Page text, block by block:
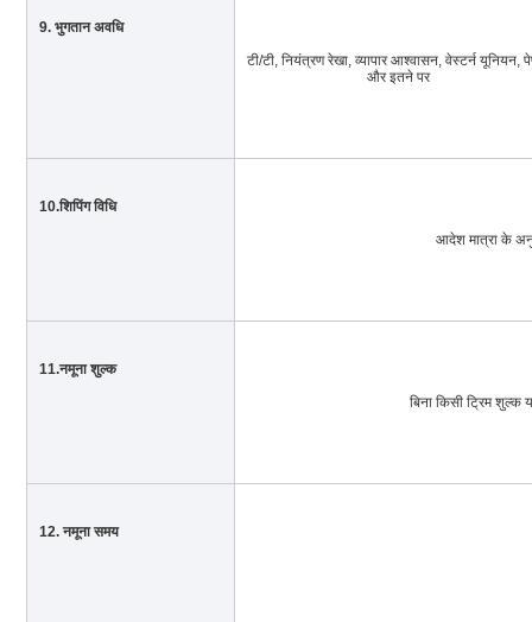
9. भुगतान अवधि
टी/टी, नियंत्रण रेखा, व्यापार आश्वासन, वेस्टर्न यूनियन,
और इतने पर
10.शिपिंग विधि
आदेश मात्रा के
11.नमूना शुल्क
बिना किसी ट्रिम
12. नमूना समय